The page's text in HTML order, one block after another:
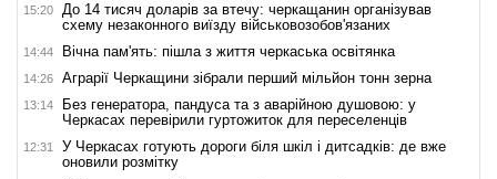
15:20
До 14 тисяч доларів за втечу: черкащанин організував
схему незаконного виїзду військовозобов'язаних
14:44 Вічна пам'ять: пішла з життя черкаська освітянка
14:26 Аграрії Черкащини зібрали перший мільйон тонн зерна
13:14
Без генератора, пандуса та з аварійною душовою: у
Черкасах перевірили гуртожиток для переселенців
12:31
У Черкасах готують дороги біля шкіл і дитсадків: де вже
оновили розмітку